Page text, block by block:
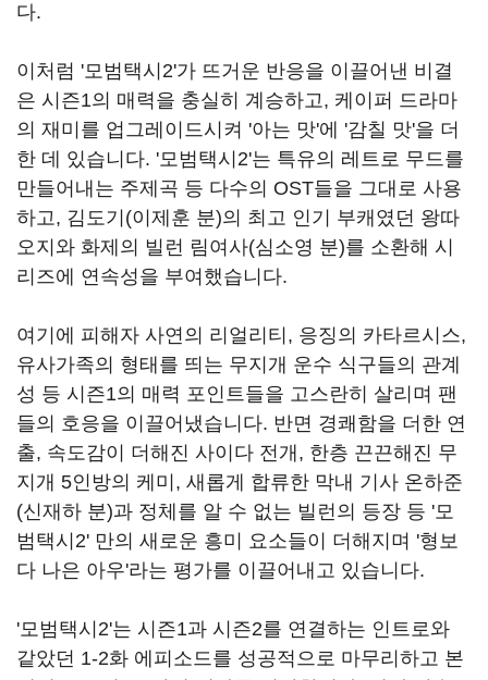
다.
이처럼 '모범택시 2'가 뜨거운 반응을 이끌어낸 비결
은 시즌1의 매력을 충실히 계승하고, 케이퍼 드라마
의 재미를 업그레이드시켜 '아는 맛'에 '감칠 맛'을 더
한 데 있습니다. '모범택시 2'는 특유의 레트로 무드를
만들어내는 주제곡 등 다수의 OST들을 그대로 사용
하고, 김도기 (이제훈 분)의 최고 인기 부캐였던 왕따
오지와 화제의 빌런 림여사(심소영 분)를 소환해 시
리즈에 연속성을 부여했습니다.
여기에 피해자 사연의 리얼리티 , 응징의 카타르시스,
유사가족의 형태를 띄는 무지개 운수 식구들의 관계
성 등 시즌1의 매력 포인트들을 고스란히 살리며 팬
들의 호응을 이끌어냈습니다. 반면 경쾌함을 더한 연
출, 속도감이 더해진 사이다 전개 , 한층 끈끈해진 무
지개 5인방의 케미 , 새롭게 합류한 막내 기사 온하준
(신재하 분)과 정체를 알 수 없는 빌런의 등장 등 '모
범택시 2' 만의 새로운 흥미 요소들이 더해지며 '형보
다 나은 아우'라는 평가를 이끌어내고 있습니다.
'모범택시 2'는 시즌1과 시즌2를 연결하는 인트로와
같았던 1-2화 에피소드를 성공적으로 마무리하고 본